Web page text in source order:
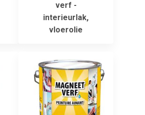
verf -
interieurlak,
vloerolie